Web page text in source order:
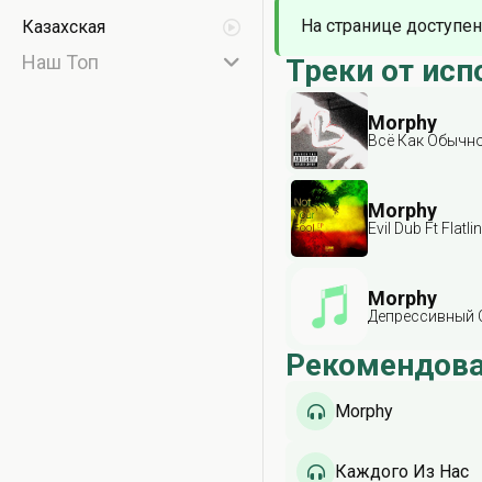
Казахская
Наш Топ
На странице
Треки от
Morphy
Всё Как
Morphy
Evil Dub Ft
Morphy
Депрессивный
Morphy
Каждого Из Нас